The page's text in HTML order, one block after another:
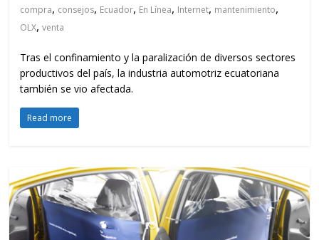
compra, consejos, Ecuador, En Línea, Internet, mantenimiento,
OLX,venta
Tras el confinamiento y la paralización de diversos sectores
productivos del país, la industria automotriz ecuatoriana
también se vio afectada.
Read more